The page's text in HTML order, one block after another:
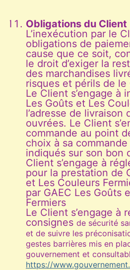
Obligations du Client
L’inexécution par le
obligations de
cause que ce soit,
le droit d’exiger la
des marchandises
risques et périls de le
Le Client s’engage à
Les Goûts et Les
l’adresse de livraison
ouvrées. Le Client
commande au point
choix à sa
indiqués sur son bon
Client s’engage à
pour la prestation de
et Les Couleurs
par GAEC Les Goûts
Fermiers
Le Client s’engage à
consignes de sécurité
et de suivre les
gestes barrières mis en
gouvernement et
https://